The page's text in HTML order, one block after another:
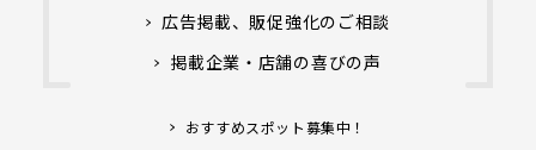
広告掲載、販促強化のご相談
掲載企業・店舗の喜びの声
おすすめスポット募集中！